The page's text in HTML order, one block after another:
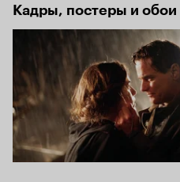
Кадры, постеры и обои